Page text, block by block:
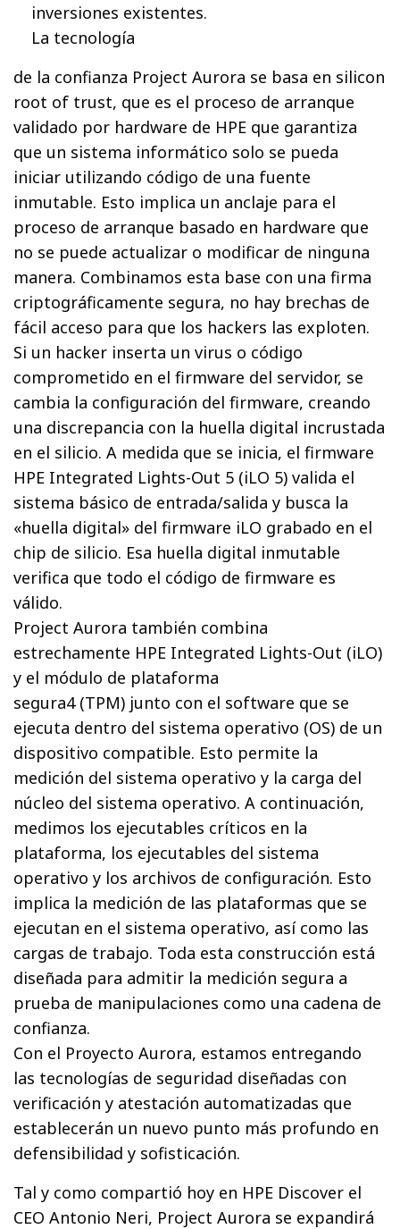
inversiones existentes.
La tecnología
de la confianza Project Aurora se basa en silicon
root of trust, que es el proceso de arranque
validado por hardware de HPE que garantiza
que un sistema informático solo se pueda
iniciar utilizando código de una fuente
inmutable. Esto implica un anclaje para el
proceso de arranque basado en hardware que
no se puede actualizar o modificar de ninguna
manera. Combinamos esta base con una firma
criptográficamente segura, no hay brechas de
fácil acceso para que los hackers las exploten.
Si un hacker inserta un virus o código
comprometido en el firmware del servidor, se
cambia la configuración del firmware, creando
una discrepancia con la huella digital incrustada
en el silicio. A medida que se inicia, el firmware
HPE Integrated Lights-Out 5 (iLO 5) valida el
sistema básico de entrada/salida y busca la
«huella digital» del firmware iLO grabado en el
chip de silicio. Esa huella digital inmutable
verifica que todo el código de firmware es
válido.
Project Aurora también combina
estrechamente HPE Integrated Lights-Out (iLO)
y el módulo de plataforma
segura4 (TPM) junto con el software que se
ejecuta dentro del sistema operativo (OS) de un
dispositivo compatible. Esto permite la
medición del sistema operativo y la carga del
núcleo del sistema operativo. A continuación,
medimos los ejecutables críticos en la
plataforma, los ejecutables del sistema
operativo y los archivos de configuración. Esto
implica la medición de las plataformas que se
ejecutan en el sistema operativo, así como las
cargas de trabajo. Toda esta construcción está
diseñada para admitir la medición segura a
prueba de manipulaciones como una cadena de
confianza.
Con el Proyecto Aurora, estamos entregando
las tecnologías de seguridad diseñadas con
verificación y atestación automatizadas que
establecerán un nuevo punto más profundo en
defensibilidad y sofisticación.
Tal y como compartió hoy en HPE Discover el
CEO Antonio Neri, Project Aurora se expandirá